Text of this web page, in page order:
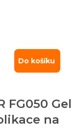
Do košíku
FG050 Gel
na